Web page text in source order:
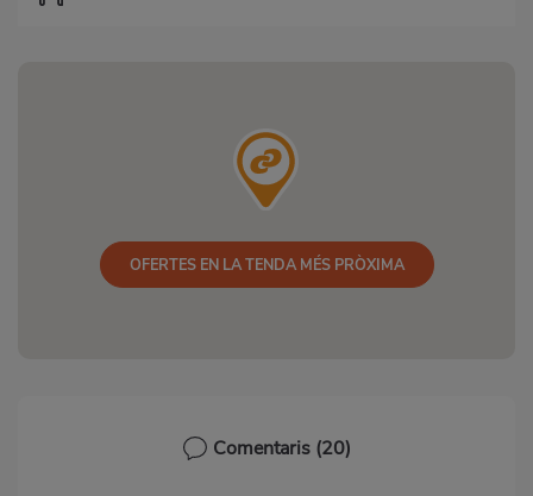
OFERTES EN LA TENDA MÉS PRÒXIMA
Comentaris (20)